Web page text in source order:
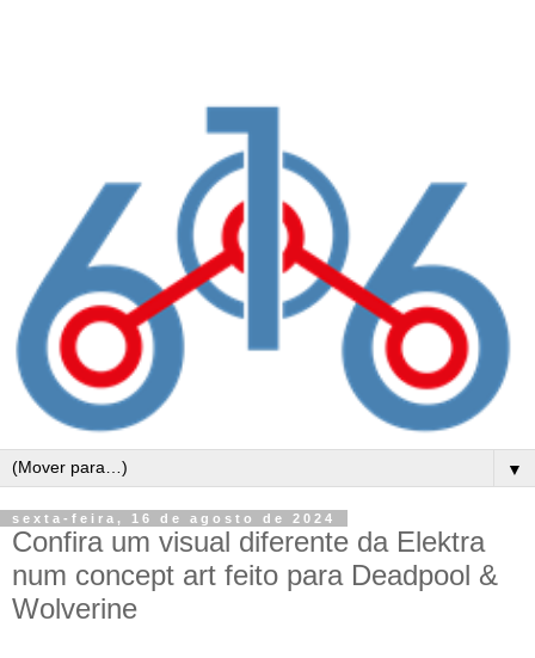
▼
sexta-feira, 16 de agosto de 2024
Confira um visual diferente da Elektra
num concept art feito para Deadpool &
Wolverine